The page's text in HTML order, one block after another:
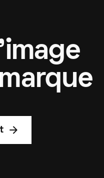
arrow_forward